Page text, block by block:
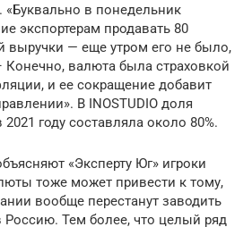
«Буквально в понедельник
экспортерам продавать 80
выручки — еще утром его не было,
Конечно, валюта была страховкой
и ее сокращение добавит
В INOSTUDIO доля
году составляла около 80%.
«Эксперту Юг» игроки
тоже может привести к тому,
вообще перестанут заводить
Тем более, что целый ряд